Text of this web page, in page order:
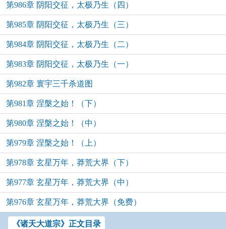
第986章 阴阳交征，太极乃生（四）
第985章 阴阳交征，太极乃生（三）
第984章 阴阳交征，太极乃生（二）
第983章 阴阳交征，太极乃生（一）
第982章 寰宇三千杀道图
第981章 涅槃之始！（下）
第980章 涅槃之始！（中）
第979章 涅槃之始！（上）
第978章 玄星万年，莽荒大界（下）
第977章 玄星万年，莽荒大界（中）
第976章 玄星万年，莽荒大界（免费）
《诸天大道宗》正文目录